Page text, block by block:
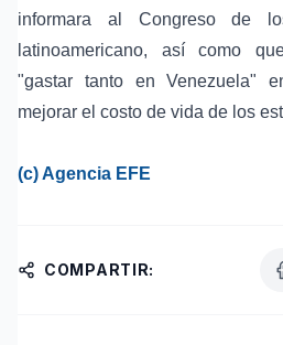
informara al Congreso de
latinoamericano, así como
"gastar tanto en Venezuela"
mejorar el costo de vida de los
(c)Agencia EFE
COMPARTIR: